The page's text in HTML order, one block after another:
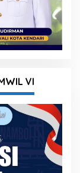
VI